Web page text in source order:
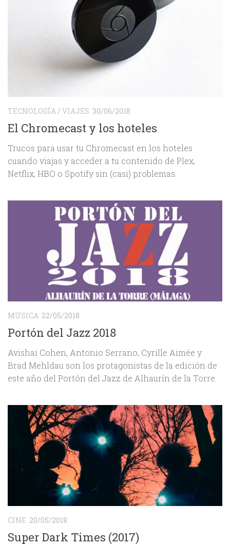
TECNOLOGÍA/ VIAJES 30/06/2018
El Chromecast y los hoteles
Trucos para usar tu Chromecast en los hoteles
cuando viajas y acceder a tu contenido de Plex,
Netflix, HBO o Spotify sin (casi) problemas.
MÚSICA 22/05/2018
Portón del Jazz 2018
Avishai Cohen, Antonio Serrano, Cyrille Aimée y
Brad Mehldau son los protagonistas de la edición de
este año del Portón del Jazz de Alhaurín de la Torre.
CINE 20/05/2018
Super Dark Times (2017)